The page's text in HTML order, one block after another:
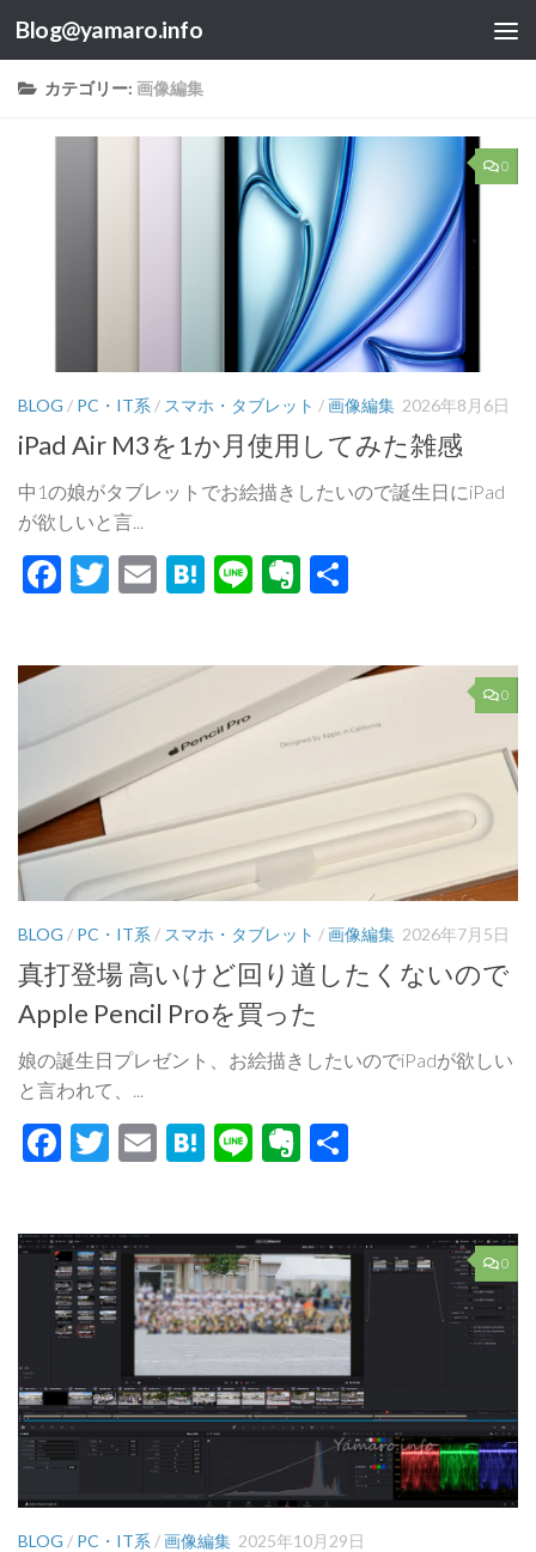
コンテンツへスキップ
Blog@yamaro.info
カテゴリー: 画像編集
0
BLOG / PC・IT系 / スマホ・タブレット /画像編集 2026年8月6日
iPad Air M3を1か月使用してみた雑感
中1の娘がタブレットでお絵描きしたいので誕生日にiPad
が欲しいと言...
Facebook
Twitter
EmailHatena
LineEvernote
0
BLOG / PC・IT系 / スマホ・タブレット /画像編集 2026年7月5日
真打登場 高いけど回り道したくないので
Apple Pencil Proを買った
娘の誕生日プレゼント、お絵描きしたいのでiPadが欲しい
と言われて、...
Facebook
Twitter
EmailHatena
LineEvernote
0
BLOG / PC・IT系 /画像編集 2025年10月29日